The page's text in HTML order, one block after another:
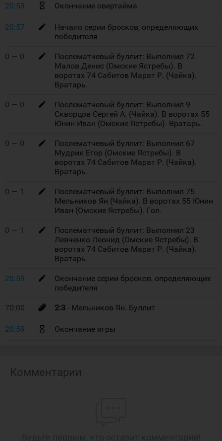
20:53 Окончание овертайма
20:57
Начало серии бросков, определяющих
победителя
0 — 0
Послематчевый буллит: Выполнил 72
Малов Денис (Омские Ястребы). В
воротах 74 Сабитов Марат Р. (Чайка).
Вратарь.
0 — 0
Послематчевый буллит: Выполнил 9
Скворцов Сергей А. (Чайка). В воротах 55
Юнин Иван (Омские Ястребы). Вратарь.
0 — 0
Послематчевый буллит: Выполнил 67
Мудрик Егор (Омские Ястребы). В
воротах 74 Сабитов Марат Р. (Чайка).
Вратарь.
0 — 1
Послематчевый буллит: Выполнил 75
Мельников Ян (Чайка). В воротах 55 Юнин
Иван (Омские Ястребы). Гол.
0 — 1
Послематчевый буллит: Выполнил 23
Левченко Леонид (Омские Ястребы). В
воротах 74 Сабитов Марат Р. (Чайка).
Вратарь.
20:59
Окончание серии бросков, определяющих
победителя
70:00 2:3 - Мельников Ян. Буллит
20:59 Окончание игры
Комментарии